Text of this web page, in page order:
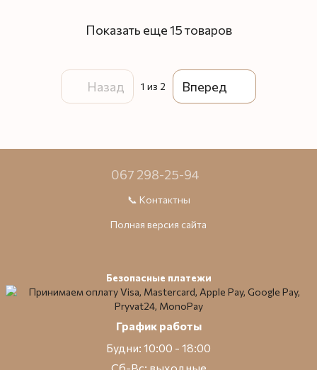
Показать еще 15 товаров
Назад 1 из 2 Вперед
067 298-25-94
📞 Контактны
Полная версия сайта
Безопасные платежи
График работы
Будни: 10:00 - 18:00